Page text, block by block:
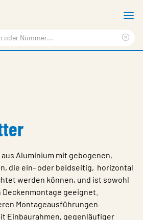
Aluminium mit gebogenen,
die ein- oder beidseitig, horizontal
werden können, und ist sowohl
geeignet.
Montageausführungen
Einbaurahmen, gegenläufiger